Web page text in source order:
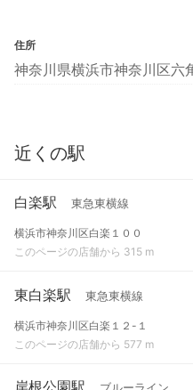
住所
神奈川県横浜市神奈川区六
近くの駅
白楽駅 東急東横線
横浜市神奈川区白楽１００
このページの店舗から 315 m
東白楽駅 東急東横線
横浜市神奈川区白楽１２-１
このページの店舗から 577 m
岸根公園駅